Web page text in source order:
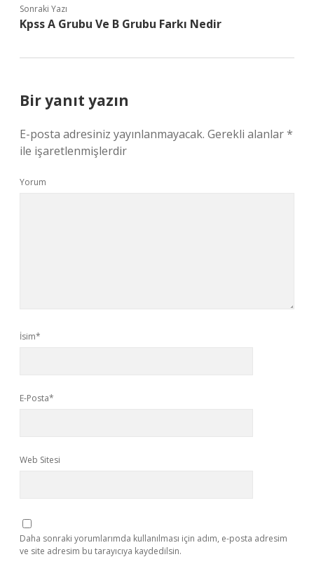
Sonraki Yazı
Kpss A Grubu Ve B Grubu Farkı Nedir
Bir yanıt yazın
E-posta adresiniz yayınlanmayacak. Gerekli alanlar*
ile işaretlenmişlerdir
Yorum
İsim*
E-Posta*
Web Sitesi
Daha sonraki yorumlarımda kullanılması için adım, e-posta adresim
ve site adresim bu tarayıcıya kaydedilsin.